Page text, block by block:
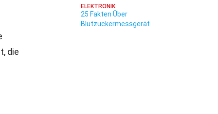
die
ELEKTRONIK
25 Fakten Über
Blutzuckermessgerät